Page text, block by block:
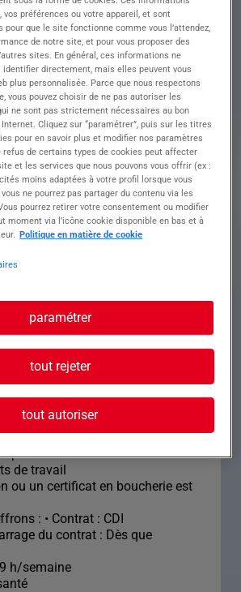
précise et efficace des
en respectant les normes
sécurité
clients sur les meilleures
et de préparation
et l'approvisionnement des
quotidien des outils et
travail
par la découpe et la
viandes de qualité.
de découpe de viande
préparation de pièces bouchères
et du service client
à différents
de travail
ou un certificat en boucherie est
: • Contrat : CDI
du contrat : Dès que
h/semaine
vos préférences ou votre appareil, et sont
que le site fonctionne comme vous l’attendez,
de notre site, et pour vous proposer des
sites. En général, ces informations ne
directement, mais elles peuvent vous
plus personnalisée. Parce que nous respectons
vous pouvez choisir de ne pas autoriser les
ne sont pas strictement nécessaires au bon
Cliquez sur “paramétrer”, puis sur les titres
pour en savoir plus et modifier nos paramètres
refus de certains types de cookies peut affecter
et les services que nous pouvons vous offrir (ex :
moins adaptées à votre profil lorsque vous
ne pourrez pas partager du contenu via les
pourrez retirer votre consentement ou modifier
moment via l’icône cookie disponible en bas et à
Politique en matière de cookie
paramétrer
tout rejeter
tout autoriser